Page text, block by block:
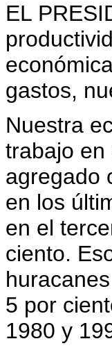
EL
gastos,
Nuestra
trabajo en
agregado
en los
en el
ciento.
5 por
1980 y